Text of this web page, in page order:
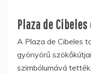
Plaza de
A Plaza de Cibeles
gyönyörű
szimbólumává